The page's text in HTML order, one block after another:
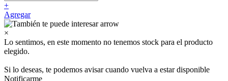
+
Agregar
×
Lo sentimos, en este momento no tenemos stock para el producto
elegido.
Si lo deseas, te podemos avisar cuando vuelva a estar disponible
Notificarme